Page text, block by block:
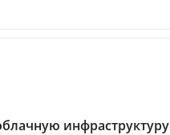
инфраструктуру